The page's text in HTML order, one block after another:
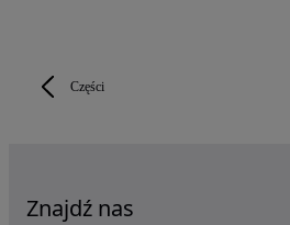
Części
Znajdź nas